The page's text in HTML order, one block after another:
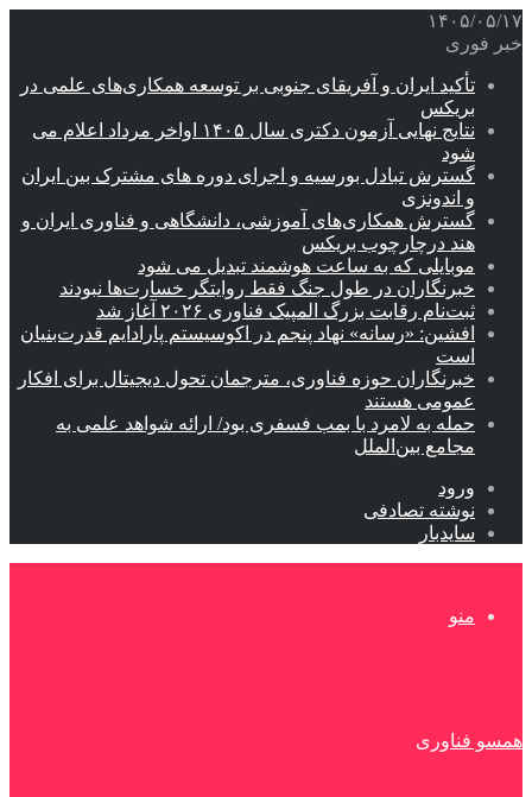
۱۴۰۵/۰۵/۱۷
خبر فوری
تأکید ایران و آفریقای جنوبی بر توسعه همکاری‌های علمی در
بریکس
نتایج نهایی آزمون دکتری سال ۱۴۰۵ اواخر مرداد اعلام می
شود
گسترش تبادل بورسیه و اجرای دوره های مشترک بین ایران
و اندونزی
گسترش همکاری‌های آموزشی، دانشگاهی و فناوری ایران و
هند درچارچوب بریکس
موبایلی که به ساعت هوشمند تبدیل می شود
خبرنگاران در طول جنگ فقط روایتگر خسارت‌ها نبودند
ثبت‌نام رقابت بزرگ المپیک فناوری ۲۰۲۶ آغاز شد
افشین: «رسانه» نهاد پنجم در اکوسیستم پارادایم قدرت‌بنیان
است
خبرنگاران حوزه فناوری، مترجمان تحول دیجیتال برای افکار
عمومی هستند
حمله به لامرد با بمب فسفری بود/ ارائه شواهد علمی به
مجامع بین‌الملل
ورود
نوشته تصادفی
سایدبار
منو
همسو فناوری